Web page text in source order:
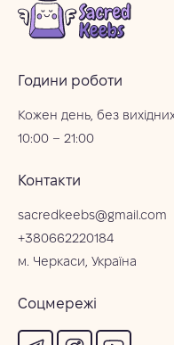
Години роботи
Кожен день, без
10:00 – 21:00
Контакти
sacredkeebs@gmail.com
+380662220184
м. Черкаси, Україна
Соцмережі